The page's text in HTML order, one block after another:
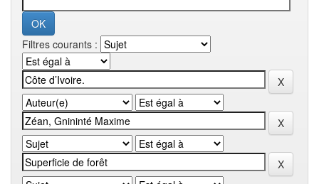
Filtres courants :